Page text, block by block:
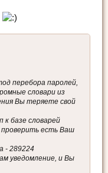
перебора паролей,
словари из
Вы теряете свой
к базе словарей
есть Ваш
- 289224
уведомление, и Вы